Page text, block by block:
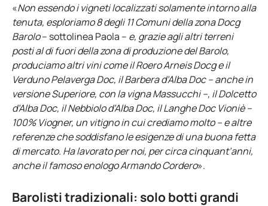
«Non essendo i vigneti localizzati solamente intorno alla
tenuta, esploriamo 8 degli 11 Comuni della zona Docg
Barolo– sottolinea Paola – e, grazie agli altri terreni
posti al di fuori della zona di produzione del Barolo,
produciamo altri vini come il Roero Arneis Docg e il
Verduno Pelaverga Doc, il Barbera d’Alba Doc – anche in
versione Superiore, con la vigna Massucchi –, il Dolcetto
d’Alba Doc, il Nebbiolo d’Alba Doc, il Langhe Doc Vioniè –
100% Viogner, un vitigno in cui crediamo molto – e altre
referenze che soddisfano le esigenze di una buona fetta
di mercato. Ha lavorato per noi, per circa cinquant’anni,
anche il famoso enologo Armando Cordero».
Barolisti tradizionali: solo botti grandi